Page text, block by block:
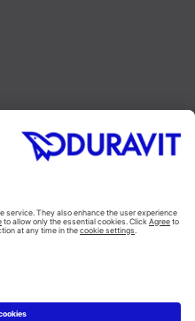
Instagram
Blog